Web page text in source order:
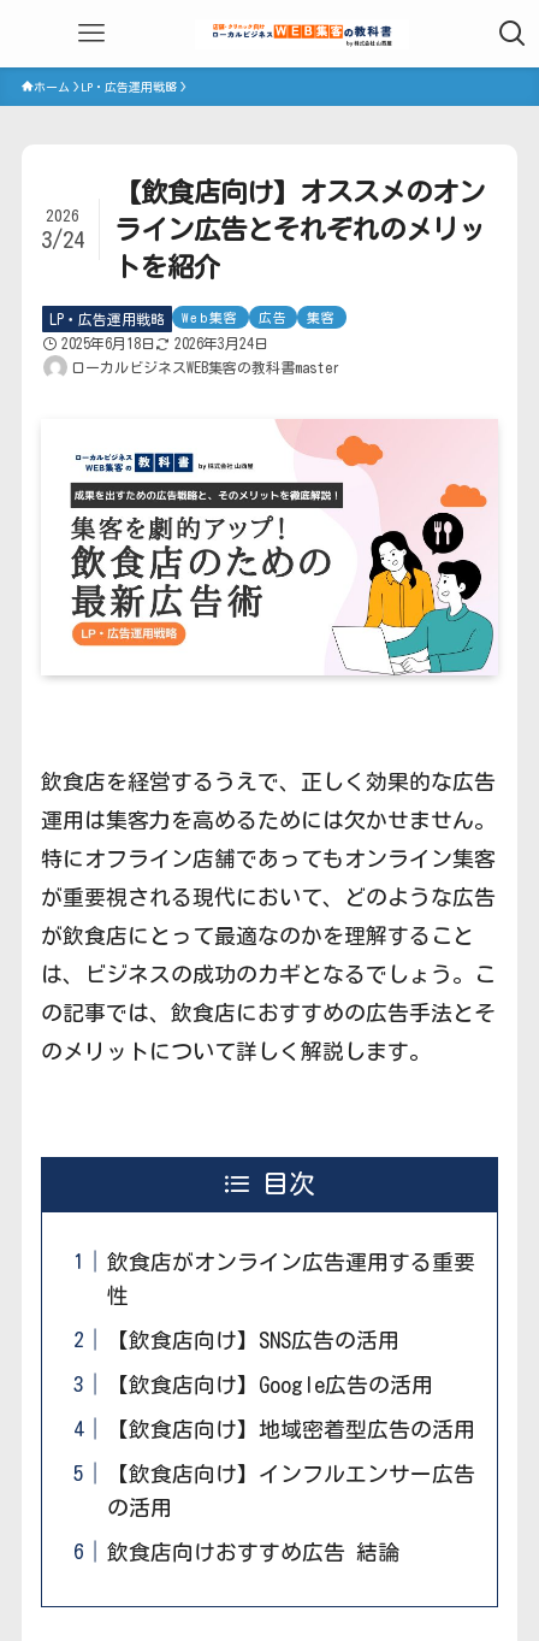
ホーム LP・広告運用戦略
【飲食店向け】オススメのオン
ライン広告とそれぞれのメリッ
トを紹介
2026
3/24
LP・広告運用戦略 Web集客 広告 集客
2025年6月18日
2026年3月24日
ローカルビジネスWEB集客の教科書master
飲食店を経営するうえで、正しく効果的な広告
運用は集客力を高めるためには欠かせません。
特にオフライン店舗であってもオンライン集客
が重要視される現代において、どのような広告
が飲食店にとって最適なのかを理解すること
は、ビジネスの成功のカギとなるでしょう。こ
の記事では、飲食店におすすめの広告手法とそ
のメリットについて詳しく解説します。
目次
飲食店がオンライン広告運用する重要
性
【飲食店向け】SNS広告の活用
【飲食店向け】Google広告の活用
【飲食店向け】地域密着型広告の活用
【飲食店向け】インフルエンサー広告
の活用
飲食店向けおすすめ広告 結論